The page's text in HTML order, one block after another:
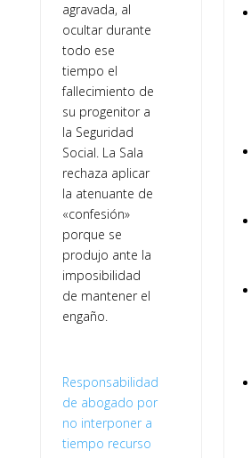
agravada, al
ocultar durante
todo ese
tiempo el
fallecimiento de
su progenitor a
la Seguridad
Social. La Sala
rechaza aplicar
la atenuante de
«confesión»
porque se
produjo ante la
imposibilidad
de mantener el
engaño.
Responsabilidad
de abogado por
no interponer a
tiempo recurso